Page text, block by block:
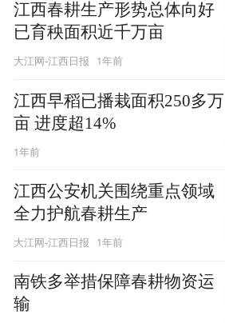
江西春耕生产形势总体向好
已育秧面积近千万亩
大江网-江西日报 1年前
江西早稻已播栽面积250多万
亩 进度超14%
1年前
江西公安机关围绕重点领域
全力护航春耕生产
大江网-江西日报 1年前
南铁多举措保障春耕物资运
输